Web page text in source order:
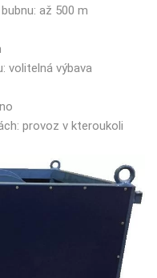
až 500 m
volitelná výbava
provoz v kteroukoli